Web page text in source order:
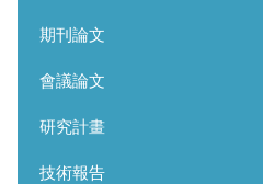
期刊論文
會議論文
研究計畫
技術報告